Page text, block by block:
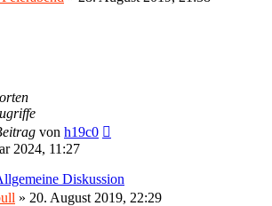
von h19c0
2024, 11:27
Diskussion
» 20. August 2019, 22:29